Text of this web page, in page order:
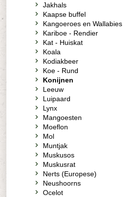
Jakhals
Kaapse buffel
Kangoeroes en Wallabies
Kariboe - Rendier
Kat - Huiskat
Koala
Kodiakbeer
Koe - Rund
Konijnen
Leeuw
Luipaard
Lynx
Mangoesten
Moeflon
Mol
Muntjak
Muskusos
Muskusrat
Nerts (Europese)
Neushoorns
Ocelot